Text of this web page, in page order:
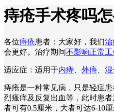
痔疮手术疼吗
各位痔疮患者：大家好，我们治
会更好。治疗期间不影响正常工
适应症：适用于内痔 外痔 混
痔疮是一种常见病，只是轻症
烈瘙痒及反复出血等，此时患
者可有0.5厘米，大者可达6-10